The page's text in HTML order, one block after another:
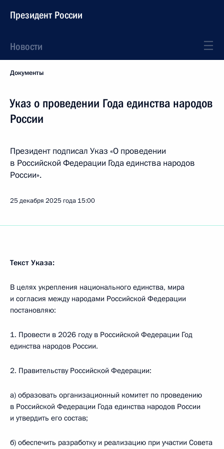
Президент России
Новости
Документы
Указ о проведении Года единства народов
России
Президент подписал Указ «О проведении
в Российской Федерации Года единства народов
России».
25 декабря 2025 года 15:00
Текст Указа:
В целях укрепления национального единства, мира
и согласия между народами Российской Федерации
постановляю:
1. Провести в 2026 году в Российской Федерации Год
единства народов России.
2. Правительству Российской Федерации:
а) образовать организационный комитет по проведению
в Российской Федерации Года единства народов России
и утвердить его состав;
б) обеспечить разработку и реализацию при участии Совета